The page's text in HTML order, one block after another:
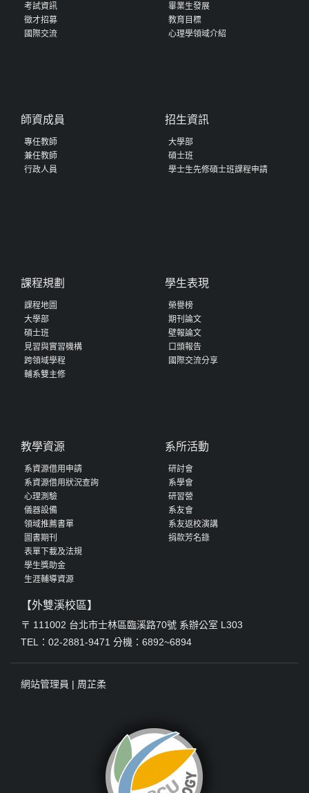
考試資訊
徵才招募
國際交流
畢業生發展
教育目標
心理學領域介紹
師資成員
專任教師
兼任教師
行政人員
招生資訊
大學部
碩士班
學士生先修碩士班課程申請
課程規劃
課程地圖
大學部
碩士班
見習與實習機構
跨領域學程
輔系雙主修
學生表現
榮譽榜
期刊論文
壁報論文
口頭報告
國際交流分享
教學資源
系資源借用申請
系資源借用狀況查詢
心理測驗
儀器設備
領域推薦書單
圖書期刊
表單下載及法規
學生獎助金
生涯輔導資源
系所活動
研討會
系學會
研習營
系友會
系友返校演講
捐款芳名錄
【外雙溪校區】
〒 111002 台北市士林區臨溪路70號 系辦公室 L303
TEL：02-2881-9471 分機：6892~6894
網站管理員 | 周芷柔